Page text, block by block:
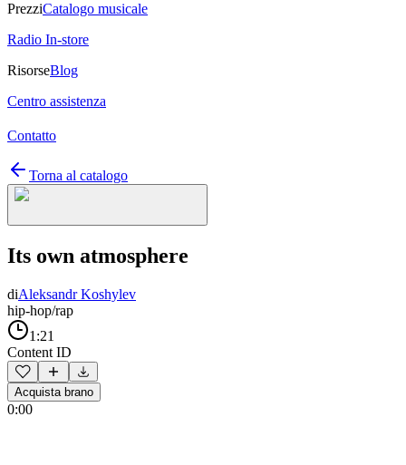
PrezziCatalogo musicale
Radio In-store
RisorseBlog
Centro assistenza
Contatto
Torna al catalogo
Its own atmosphere
diAleksandr Koshylev
hip-hop/rap
1:21
Content ID
Acquista brano
0:00